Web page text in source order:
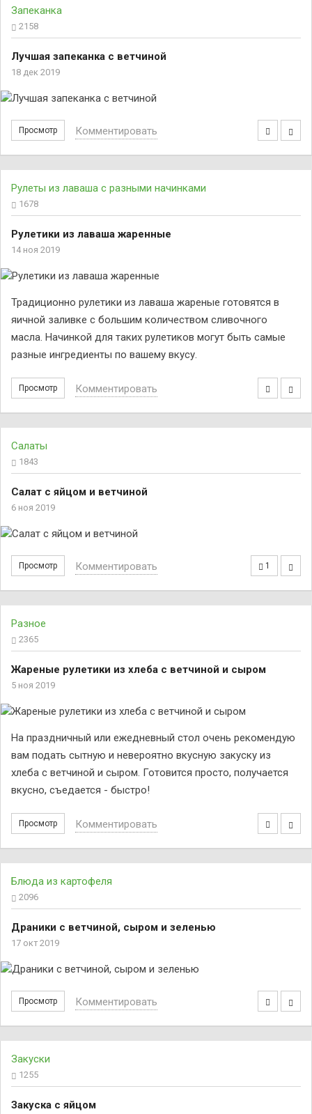
Запеканка
2158
Лучшая запеканка с ветчиной
18 дек 2019
Просмотр Комментировать
Рулеты из лаваша с разными начинками
1678
Рулетики из лаваша жаренные
14 ноя 2019
Традиционно рулетики из лаваша жареные готовятся в
яичной заливке с большим количеством сливочного
масла. Начинкой для таких рулетиков могут быть самые
разные ингредиенты по вашему вкусу.
Просмотр Комментировать
Салаты
1843
Салат с яйцом и ветчиной
6 ноя 2019
Просмотр 1
Комментировать
Разное
2365
Жареные рулетики из хлеба с ветчиной и сыром
5 ноя 2019
На праздничный или ежедневный стол очень рекомендую
вам подать сытную и невероятно вкусную закуску из
хлеба с ветчиной и сыром. Готовится просто, получается
вкусно, съедается - быстро!
Просмотр Комментировать
Блюда из картофеля
2096
Драники с ветчиной, сыром и зеленью
17 окт 2019
Просмотр Комментировать
Закуски
1255
Закуска с яйцом